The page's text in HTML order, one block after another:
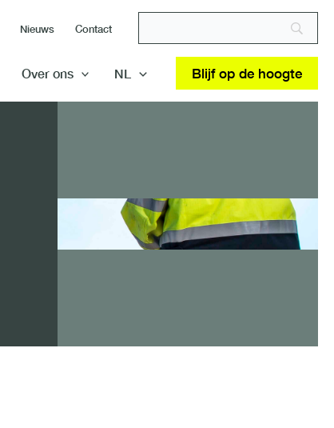
Nieuws Contact
Over ons NL Blijf op de hoogte